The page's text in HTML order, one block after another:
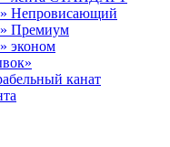
Непровисающий
Премиум
эконом
канат